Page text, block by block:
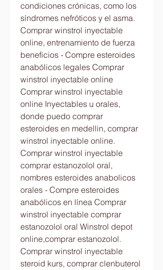
condiciones crónicas, como los
síndromes nefróticos y el asma.
Comprar winstrol inyectable
online, entrenamiento de fuerza
beneficios - Compre esteroides
anabólicos legales Comprar
winstrol inyectable online
Comprar winstrol inyectable
online Inyectables u orales,
donde puedo comprar
esteroides en medellin, comprar
winstrol inyectable online.
Comprar winstrol inyectable
comprar estanozolol oral,
nombres esteroides anabolicos
orales - Compre esteroides
anabólicos en línea Comprar
winstrol inyectable comprar
estanozolol oral Winstrol depot
online,comprar estanozolol.
Comprar winstrol inyectable
steroid kurs, comprar clenbuterol